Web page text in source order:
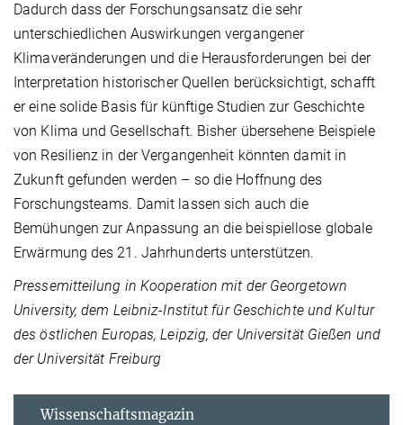
Dadurch dass der Forschungsansatz die sehr
unterschiedlichen Auswirkungen vergangener
Klimaveränderungen und die Herausforderungen bei der
Interpretation historischer Quellen berücksichtigt, schafft
er eine solide Basis für künftige Studien zur Geschichte
von Klima und Gesellschaft. Bisher übersehene Beispiele
von Resilienz in der Vergangenheit könnten damit in
Zukunft gefunden werden – so die Hoffnung des
Forschungsteams. Damit lassen sich auch die
Bemühungen zur Anpassung an die beispiellose globale
Erwärmung des 21. Jahrhunderts unterstützen.
Pressemitteilung in Kooperation mit der Georgetown
University, dem Leibniz-Institut für Geschichte und Kultur
des östlichen Europas, Leipzig,der Universität Gießen und
der Universität Freiburg
Wissenschaftsmagazin